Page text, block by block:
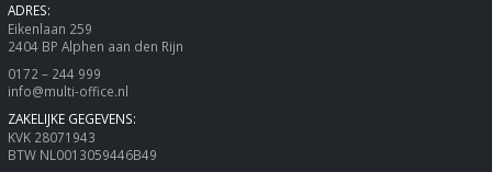
ADRES:
Eikenlaan 259
2404 BP Alphen aan den Rijn
0172 – 244 999
info@multi-office.nl
ZAKELIJKE GEGEVENS:
KVK 28071943
BTW NL0013059446B49